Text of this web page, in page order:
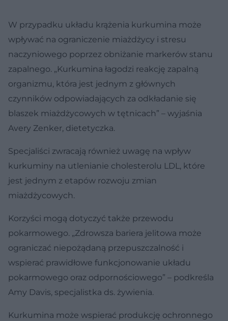
W przypadku układu krążenia kurkumina może
wpływać na ograniczenie miażdżycy i stresu
naczyniowego poprzez obniżanie markerów stanu
zapalnego. „Kurkumina łagodzi reakcję zapalną
organizmu, która jest jednym z głównych
czynników odpowiadających za odkładanie się
blaszek miażdżycowych w tętnicach” – wyjaśnia
Avery Zenker, dietetyczka.
Specjaliści zwracają również uwagę na wpływ
kurkuminy na utlenianie cholesterolu LDL, które
jest jednym z etapów rozwoju zmian
miażdżycowych.
Korzyści mogą dotyczyć także przewodu
pokarmowego. „Zdrowsza bariera jelitowa może
ograniczać niepożądaną przepuszczalność i
wspierać prawidłowe funkcjonowanie układu
pokarmowego oraz odpornościowego” – podkreśla
Amy Davis, specjalistka ds. żywienia.
Kurkumina może wspierać produkcję ochronnego